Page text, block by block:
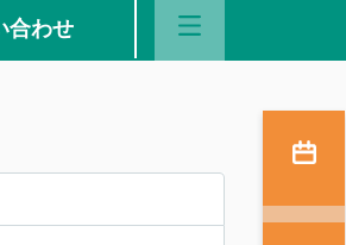
合わせ